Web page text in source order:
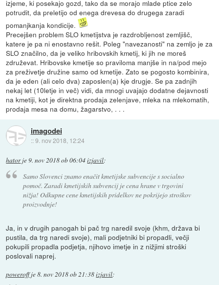
izjeme, ki posekajo gozd, tako da se morajo mlade ptice zelo
potrudit, da preletijo od enega drevesa do drugega zaradi
pomanjkanja kondicije.
Precejšen problem SLO kmetijstva je razdrobljenost zemljišč,
katere je pa ni enostavno rešit. Poleg "navezanosti" na zemljo je za
SLO značilno, da je veliko hribovskih kmetij, ki jih ne moreš
združevat. Hribovske kmetije so praviloma manjše in na/pod mejo
za preživetje družine samo od kmetije. Zato se pogosto kombinira,
da je eden (ali celo dva) zaposlen(a) kje drugje. Se pa zadnjih
nekaj let (10letje in več) vidi, da mnogi uvajajo dodatne dejavnosti
na kmetiji, kot je direktna prodaja zelenjave, mleka na mlekomatih,
prodaja mesa na domu, žagarstvo, . . .
imagodei
::9. nov 2018, 12:24
hatorje9. nov 2018 ob 06:04izjavil:
Samo Slovenci znamo enačit kmetijske subvencije s socialno
pomoč. Zaradi kmetijskih subvencij je cena hrane v trgovini
nižja! Odkupne cene kmetijskih pridelkov ne pokrijejo stroškov
proizvodnje!
Ja, in v drugih panogah bi pač trg naredil svoje (khm, država bi
pustila, da trg naredi svoje), mali podjetniki bi propadli, večji
pokupili propadla podjetja, njihovo imetje in z nižjimi stroški
poslovali naprej.
poweroffje8. nov 2018 ob 21:38izjavil: